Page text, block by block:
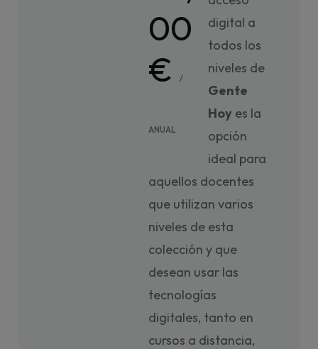
00
€/
ANUAL
digital a
todos los
niveles de
Gente
Hoy es la
opción
ideal para
aquellos docentes
que utilizan varios
niveles de esta
colección y que
desean usar las
tecnologías
digitales, tanto en
cursos a distancia,